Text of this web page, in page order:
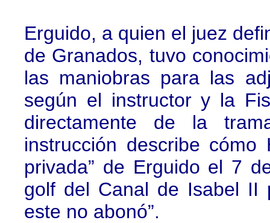
Erguido, a quien el juez
de Granados, tuvo
las maniobras para las
según el instructor y la
directamente de la
instrucción describe cómo
privada” de Erguido el 7
golf del Canal de Isabel II
este no abonó”.